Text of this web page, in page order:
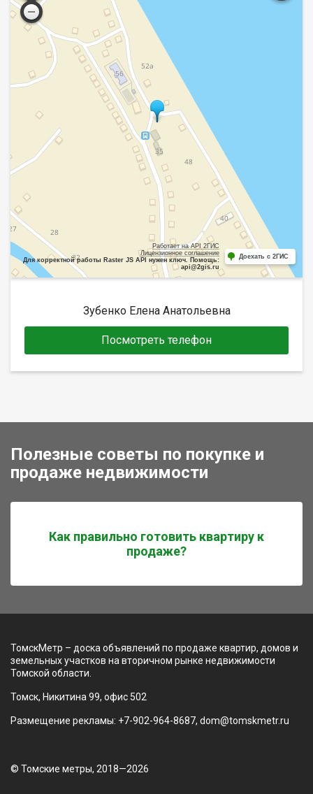
Работает на API 2ГИС
Лицензионное соглашение
Для корректной работы Raster JS API нужен ключ. Помощь:
api@2gis.ru
Доехать с 2ГИС
Зубенко Елена Анатольевна
Посмотреть телефон
Полезные советы по покупке и
продаже недвижимости
Как правильно готовить квартиру к
продаже?
ТомскМетр – доска объявлений по продаже квартир, домов и
земельных участков на вторичном рынке недвижимости
Томской области.
Томск, Никитина 99, офис 502
Размещение рекламы: +7-902-964-8687, dom@tomskmetr.ru
© Томские метры, 2018—2026